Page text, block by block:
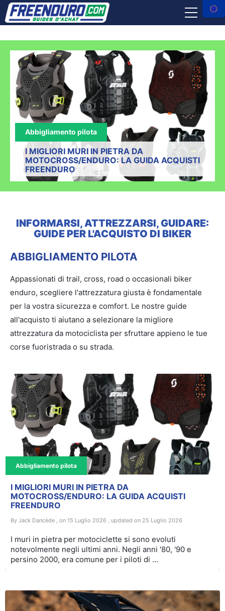
Abbigliamento pilota
I MIGLIORI MURI IN PIETRA DA
MOTOCROSS/ENDURO: LA GUIDA ACQUISTI
FREENDURO
INFORMARSI, ATTREZZARSI, GUIDARE:
GUIDE PER L'ACQUISTO DI BIKER
ABBIGLIAMENTO PILOTA
Appassionati di trail, cross, road o occasionali biker
enduro, scegliere l'attrezzatura giusta è fondamentale
per la vostra sicurezza e comfort. Le nostre guide
all'acquisto ti aiutano a selezionare la migliore
attrezzatura da motociclista per sfruttare appieno le tue
corse fuoristrada o su strada.
Abbigliamento pilota
I MIGLIORI MURI IN PIETRA DA
MOTOCROSS/ENDURO: LA GUIDA ACQUISTI
FREENDURO
By Jack Dancède , on 15 Luglio 2026 , updated on 25 Luglio 2026
I muri in pietra per motociclette si sono evoluti
notevolmente negli ultimi anni. Negli anni '80, '90 e
persino 2000, era comune per i piloti di …
ACCESSORI MOTO
ATTREZZI
ASSICURAZIONE
Facebook
Instagram
X
Youtube
Tiktok